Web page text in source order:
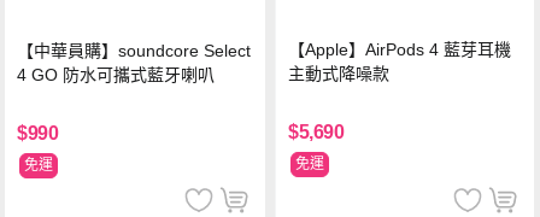
【中華員購】soundcore Select
4 GO 防水可攜式藍牙喇叭
$990
免運
【Apple】AirPods 4 藍芽耳機
主動式降噪款
$5,690
免運